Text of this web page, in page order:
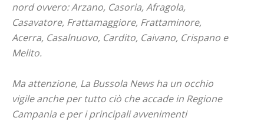
nord ovvero: Arzano, Casoria, Afragola,
Casavatore, Frattamaggiore, Frattaminore,
Acerra, Casalnuovo, Cardito, Caivano, Crispano e
Melito.
Ma attenzione, La Bussola News ha un occhio
vigile anche per tutto ciò che accade in Regione
Campania e per i principali avvenimenti